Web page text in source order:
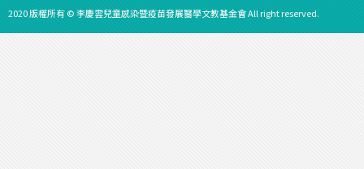
2020 版權所有 © 李慶雲兒童感染暨疫苗發展醫學文教基金會 All right reserved.